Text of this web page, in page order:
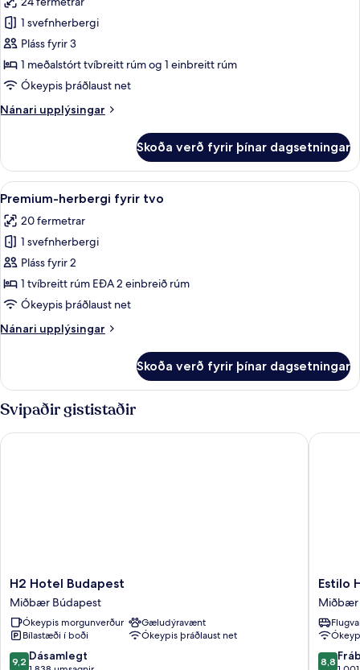
myndir
fyrir
Deluxe
Double
Room
extra
1 svefnherbergi
Pláss fyrir 3
1 meðalstórt tvíbreitt rúm og 1 einbreitt rúm
Ókeypis þráðlaust net
Nánari upplýsingar
Nánari
Double
Room
with
bed
Skoða verð fyrir þínar dagsetningar
Skoða
allar
myndir
fyrir
Premium-
herbergi
fyrir
Premium-herbergi fyrir tvo |
3
Premium-herbergi fyrir tvo
20 fermetrar
1 svefnherbergi
Pláss fyrir 2
1 tvíbreitt rúm EÐA 2 einbreið rúm
Ókeypis þráðlaust net
Nánari upplýsingar
Nánari
herbergi
fyrir
tvo
Skoða verð fyrir þínar dagsetningar
Svipaðir gististaðir
H2
Hotel
Budapest
Miðbær
Búdapest
H2 Hotel Budapest
Miðbær Búdapest
Ókeypis morgunverður
Gæludýravænt
Bílastæði í boði
Ókeypis þráðlaust net
9.2
9,2 Dásamlegt
H2 Hotel Budapest
Estilo
Hotel
by
Mellow
Mood
Hotels
Estilo
Miðbær
8.8
8,8
Estilo